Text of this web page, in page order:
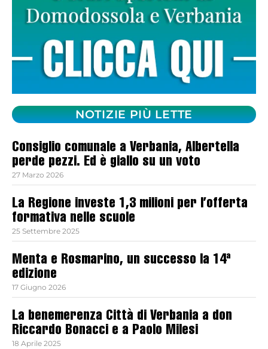
NOTIZIE PIÙ LETTE
Consiglio comunale a Verbania, Albertella
perde pezzi. Ed è giallo su un voto
27 Marzo 2026
La Regione investe 1,3 milioni per l’offerta
formativa nelle scuole
25 Settembre 2025
Menta e Rosmarino, un successo la 14ª
edizione
17 Giugno 2026
La benemerenza Città di Verbania a don
Riccardo Bonacci e a Paolo Milesi
18 Aprile 2025